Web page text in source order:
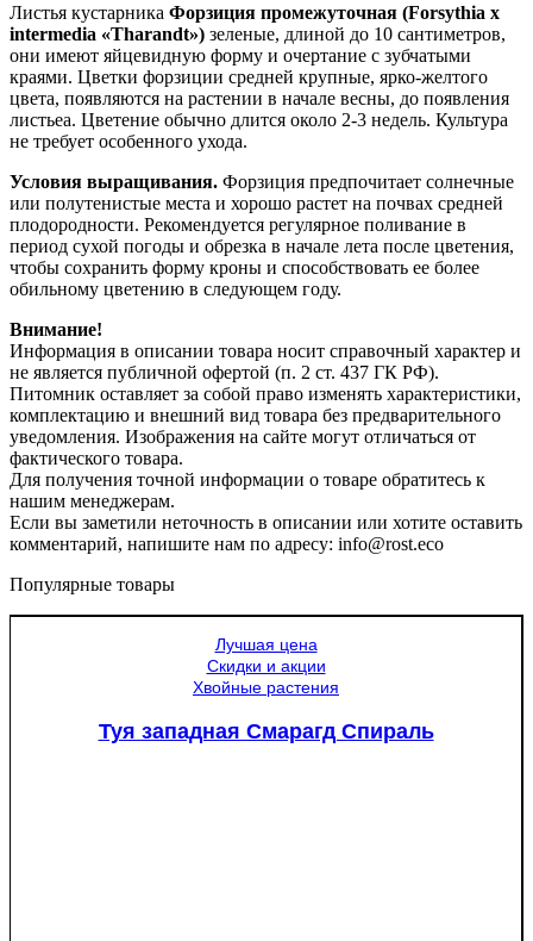
Листья кустарника Форзиция промежуточная (Forsythia x
intermedia «Tharandt») зеленые, длиной до 10 сантиметров,
они имеют яйцевидную форму и очертание с зубчатыми
краями. Цветки форзиции средней крупные, ярко-желтого
цвета, появляются на растении в начале весны, до появления
листьеа. Цветение обычно длится около 2-3 недель. Культура
не требует особенного ухода.
Условия выращивания. Форзиция предпочитает солнечные
или полутенистые места и хорошо растет на почвах средней
плодородности. Рекомендуется регулярное поливание в
период сухой погоды и обрезка в начале лета после цветения,
чтобы сохранить форму кроны и способствовать ее более
обильному цветению в следующем году.
Внимание!
Информация в описании товара носит справочный характер и
не является публичной офертой (п. 2 ст. 437 ГК РФ).
Питомник оставляет за собой право изменять характеристики,
комплектацию и внешний вид товара без предварительного
уведомления. Изображения на сайте могут отличаться от
фактического товара.
Для получения точной информации о товаре обратитесь к
нашим менеджерам.
Если вы заметили неточность в описании или хотите оставить
комментарий, напишите нам по адресу: info@rost.eco
Популярные товары
Лучшая цена
Скидки и акции
Хвойные растения
Туя западная Смарагд Спираль